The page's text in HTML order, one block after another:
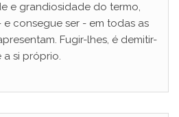
e grandiosidade do termo,
consegue ser - em todas as
Fugir-lhes, é demitir-
a si próprio.